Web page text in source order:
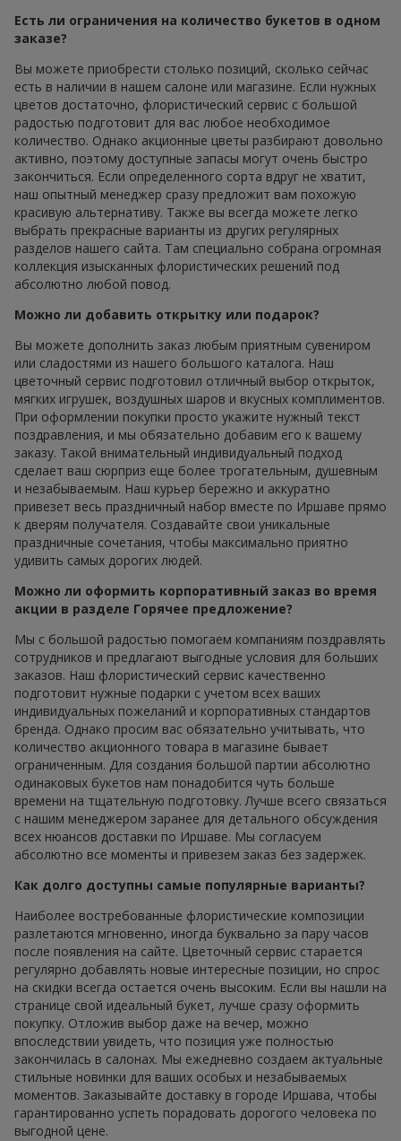
Есть ли ограничения на количество букетов в одном
заказе?
Вы можете приобрести столько позиций, сколько сейчас
есть в наличии в нашем салоне или магазине. Если нужных
цветов достаточно, флористический сервис с большой
радостью подготовит для вас любое необходимое
количество. Однако акционные цветы разбирают довольно
активно, поэтому доступные запасы могут очень быстро
закончиться. Если определенного сорта вдруг не хватит,
наш опытный менеджер сразу предложит вам похожую
красивую альтернативу. Также вы всегда можете легко
выбрать прекрасные варианты из других регулярных
разделов нашего сайта. Там специально собрана огромная
коллекция изысканных флористических решений под
абсолютно любой повод.
Можно ли добавить открытку или подарок?
Вы можете дополнить заказ любым приятным сувениром
или сладостями из нашего большого каталога. Наш
цветочный сервис подготовил отличный выбор открыток,
мягких игрушек, воздушных шаров и вкусных комплиментов.
При оформлении покупки просто укажите нужный текст
поздравления, и мы обязательно добавим его к вашему
заказу. Такой внимательный индивидуальный подход
сделает ваш сюрприз еще более трогательным, душевным
и незабываемым. Наш курьер бережно и аккуратно
привезет весь праздничный набор вместе по Иршаве прямо
к дверям получателя. Создавайте свои уникальные
праздничные сочетания, чтобы максимально приятно
удивить самых дорогих людей.
Можно ли оформить корпоративный заказ во время
акции в разделе Горячее предложение?
Мы с большой радостью помогаем компаниям поздравлять
сотрудников и предлагают выгодные условия для больших
заказов. Наш флористический сервис качественно
подготовит нужные подарки с учетом всех ваших
индивидуальных пожеланий и корпоративных стандартов
бренда. Однако просим вас обязательно учитывать, что
количество акционного товара в магазине бывает
ограниченным. Для создания большой партии абсолютно
одинаковых букетов нам понадобится чуть больше
времени на тщательную подготовку. Лучше всего связаться
с нашим менеджером заранее для детального обсуждения
всех нюансов доставки по Иршаве. Мы согласуем
абсолютно все моменты и привезем заказ без задержек.
Как долго доступны самые популярные варианты?
Наиболее востребованные флористические композиции
разлетаются мгновенно, иногда буквально за пару часов
после появления на сайте. Цветочный сервис старается
регулярно добавлять новые интересные позиции, но спрос
на скидки всегда остается очень высоким. Если вы нашли на
странице свой идеальный букет, лучше сразу оформить
покупку. Отложив выбор даже на вечер, можно
впоследствии увидеть, что позиция уже полностью
закончилась в салонах. Мы ежедневно создаем актуальные
стильные новинки для ваших особых и незабываемых
моментов. Заказывайте доставку в городе Иршава, чтобы
гарантированно успеть порадовать дорогого человека по
выгодной цене.